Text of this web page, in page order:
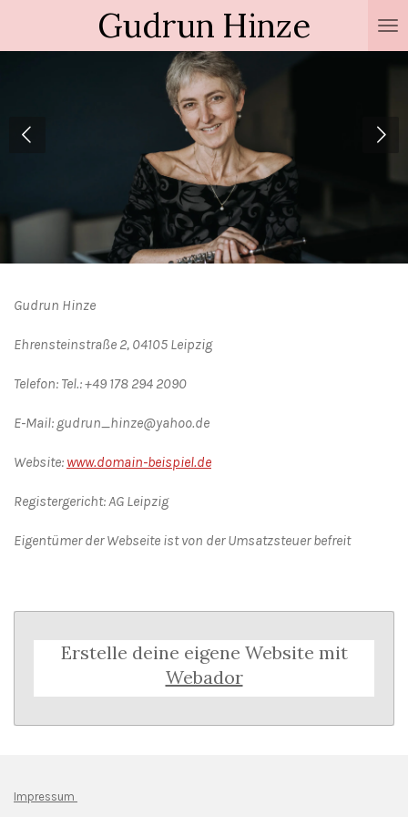
Gudrun Hinze
Gudrun Hinze
Ehrensteinstraße 2, 04105 Leipzig
Telefon: Tel.: +49 178 294 2090
E-Mail: gudrun_hinze@yahoo.de
Website: www.domain-beispiel.de
Registergericht: AG Leipzig
Eigentümer der Webseite ist von der Umsatzsteuer befreit
Erstelle deine eigene Website mit
Webador
Impressum